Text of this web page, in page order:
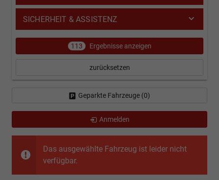
Das ausgewählte Fahrzeug ist leider nicht
verfügbar.
SICHERHEIT & ASSISTENZ
113 Ergebnisse anzeigen
zurücksetzen
Geparkte Fahrzeuge (0)
Anmelden